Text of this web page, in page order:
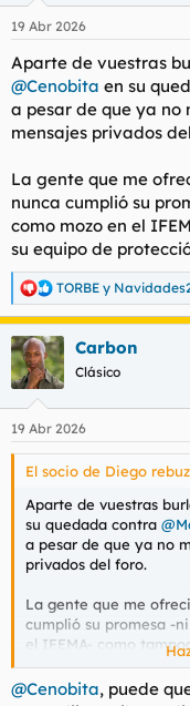
e
:
19 Abr 2026
Aparte de vuestras
@Cenobita en su
a pesar de que ya no
mensajes privados
La gente que me
nunca cumplió su
como mozo en el
su equipo de
R
e
a
c
c
i
e
s
TORBE y
Carbon
Clásico
19 Abr 2026
El socio de Diego
Aparte de vuestras
su quedada contra
a pesar de que ya no
privados del foro.
La gente que me
cumplió su promesa -
el IFEMA- como
protección para
@Cenobita, puede